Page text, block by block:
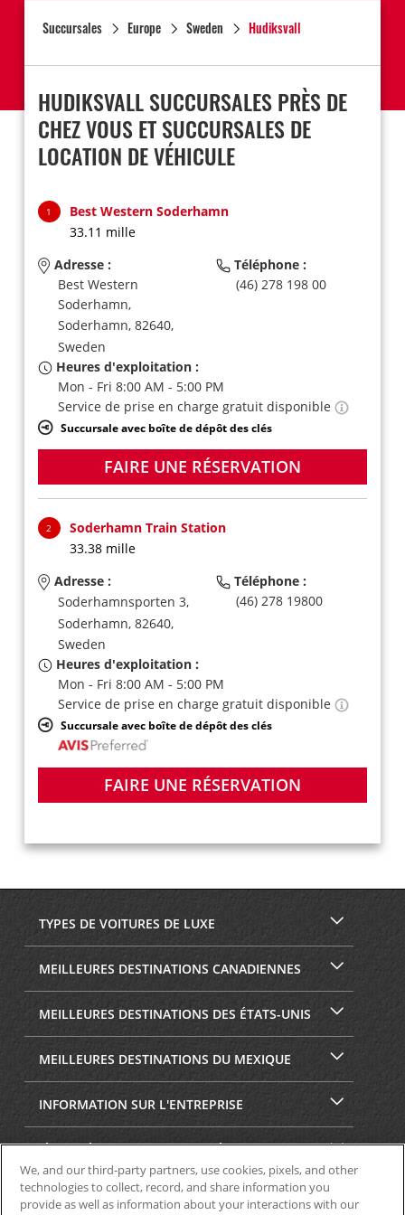
Succursales Europe Sweden Hudiksvall
HUDIKSVALL SUCCURSALES PRÈS DE
CHEZ VOUS ET SUCCURSALES DE
LOCATION DE VÉHICULE
1
Best Western Soderhamn
33.11 mille
Adresse :
Best Western
Soderhamn,
Soderhamn, 82640,
Sweden
Téléphone :
(46) 278 198 00
Heures d'exploitation :
Mon - Fri 8:00 AM - 5:00 PM
Service de prise en charge gratuit disponible
Succursale avec boîte de dépôt des clés
FAIRE UNE RÉSERVATION
2
Soderhamn Train Station
33.38 mille
Adresse :
Soderhamnsporten 3,
Soderhamn, 82640,
Sweden
Téléphone :
(46) 278 19800
Heures d'exploitation :
Mon - Fri 8:00 AM - 5:00 PM
Service de prise en charge gratuit disponible
Succursale avec boîte de dépôt des clés
FAIRE UNE RÉSERVATION
TYPES DE VOITURES DE LUXE
MEILLEURES DESTINATIONS CANADIENNES
MEILLEURES DESTINATIONS DES ÉTATS-UNIS
MEILLEURES DESTINATIONS DU MEXIQUE
INFORMATION SUR L'ENTREPRISE
SÉCURITÉ ET CONFIDENTIALITÉ
We, and our third-party partners, use cookies, pixels, and other
technologies to collect, record, and share information you
provide as well as information about your interactions with our